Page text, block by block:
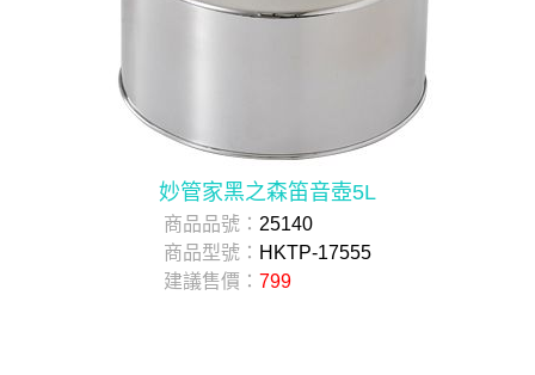
妙管家黑之森笛音壺5L
商品品號： 25140
商品型號： HKTP-17555
建議售價： 799